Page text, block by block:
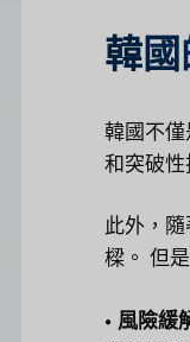
韓
韓國不
和突破
此外，
樑。 但
• 風險緩